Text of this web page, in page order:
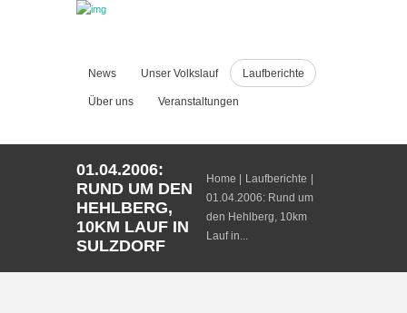
News Unser Volkslauf Laufberichte
Über uns Veranstaltungen
01.04.2006:
RUND UM DEN
HEHLBERG,
10KM LAUF IN
SULZDORF
Home
Laufberichte
01.04.2006: Rund um
den Hehlberg, 10km
Lauf in...